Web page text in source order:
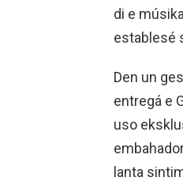
di e
establesé
Den un
entregá e
uso
lanta